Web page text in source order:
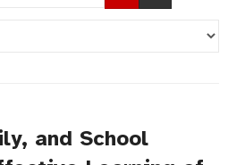
and School